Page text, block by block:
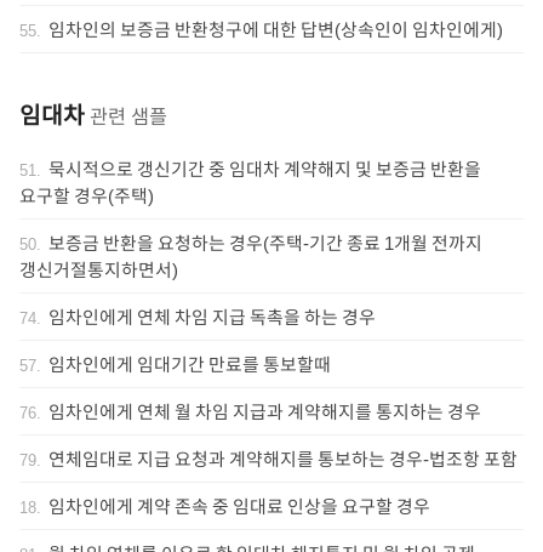
55. 임차인의 보증금 반환청구에 대한 답변(상속인이 임차인에게)
임대차 관련 샘플
51. 묵시적으로 갱신기간 중 임대차 계약해지 및 보증금 반환을
요구할 경우(주택)
50. 보증금 반환을 요청하는 경우(주택-기간 종료 1개월 전까지
갱신거절통지하면서)
74. 임차인에게 연체 차임 지급 독촉을 하는 경우
57. 임차인에게 임대기간 만료를 통보할때
76. 임차인에게 연체 월 차임 지급과 계약해지를 통지하는 경우
79. 연체임대로 지급 요청과 계약해지를 통보하는 경우-법조항 포함
18. 임차인에게 계약 존속 중 임대료 인상을 요구할 경우